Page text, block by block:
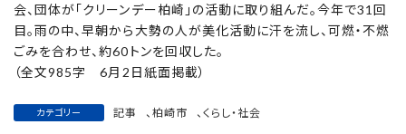
会、団体が「クリーンデー柏崎」の活動に取り組んだ。今年で31回
目。雨の中、早朝から大勢の人が美化活動に汗を流し、可燃・不燃
ごみを合わせ、約60トンを回収した。
（全文985字 6月2日紙面掲載）
カテゴリー 記事 、 柏崎市 、 くらし・社会